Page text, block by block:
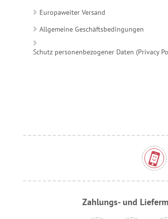
Europaweiter Versand
Allgemeine Geschäftsbedingungen
Schutz personenbezogener Daten (Privacy
Zahlungs- und